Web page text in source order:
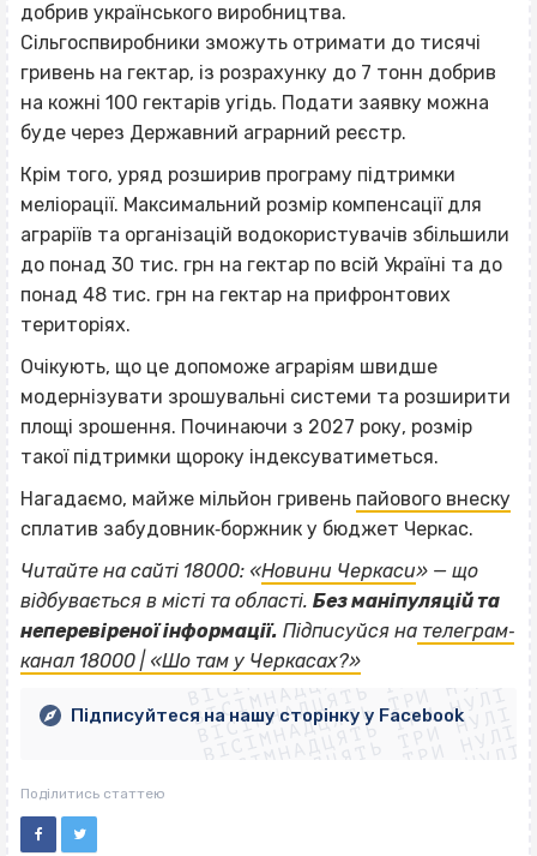
добрив українського виробництва.
Сільгоспвиробники зможуть отримати до тисячі
гривень на гектар, із розрахунку до 7 тонн добрив
на кожні 100 гектарів угідь. Подати заявку можна
буде через Державний аграрний реєстр.
Крім того, уряд розширив програму підтримки
меліорації. Максимальний розмір компенсації для
аграріїв та організацій водокористувачів збільшили
до понад 30 тис. грн на гектар по всій Україні та до
понад 48 тис. грн на гектар на прифронтових
територіях.
Очікують, що це допоможе аграріям швидше
модернізувати зрошувальні системи та розширити
площі зрошення. Починаючи з 2027 року, розмір
такої підтримки щороку індексуватиметься.
Нагадаємо, майже мільйон гривень пайового внеску
сплатив забудовник‐боржник у бюджет Черкас.
Читайте на сайті 18000: «Новини Черкаси» — що
відбувається в місті та області. Без маніпуляцій та
неперевіреної інформації. Підписуйся на телеграм‐
канал 18000 | «Шо там у Черкасах?»
ВІСІМНАДЦЯТЬ ТРИ НУЛІ
ВІСІМНАДЦЯТЬ ТРИ НУЛІ
ВІСІМНАДЦЯТЬ ТРИ НУЛІ
ВІСІМНАДЦЯТЬ ТРИ НУЛІ
ВІСІМНАДЦЯТЬ ТРИ НУЛІ
ВІСІМНАДЦЯТЬ ТРИ НУЛІ
ВІСІМНАДЦЯТЬ ТРИ НУЛІ
ВІСІМНАДЦЯТЬ ТРИ НУЛІ
Підписуйтеся на нашу сторінку у Facebook
Поділитись статтею